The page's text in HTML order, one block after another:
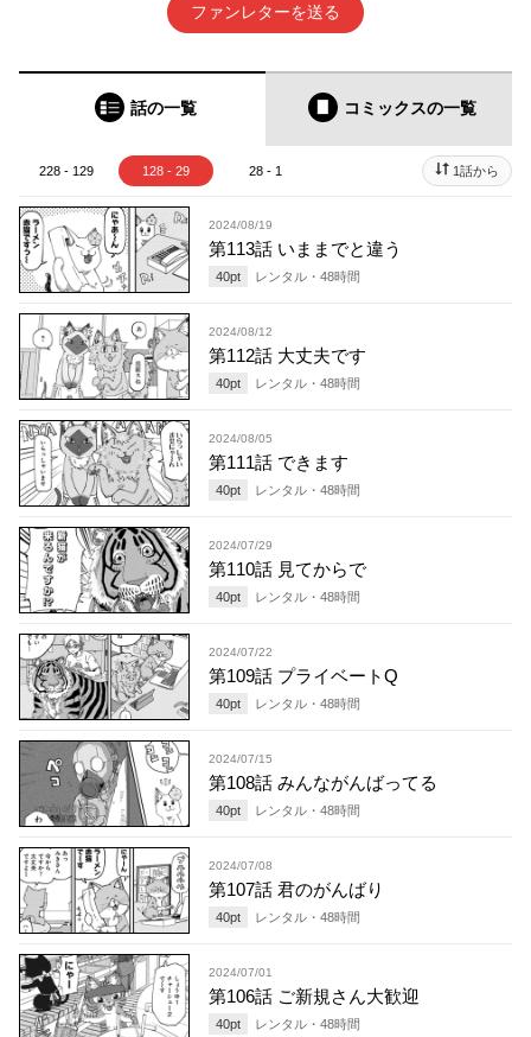
ファンレターを送る
話の一覧 コミックスの一覧
228 - 129 128 - 29 28 - 1 1話から
2024/08/19
第113話 いままでと違う
40pt レンタル・ 48時間
2024/08/12
第112話 大丈夫です
40pt レンタル・ 48時間
2024/08/05
第111話 できます
40pt レンタル・ 48時間
2024/07/29
第110話 見てからで
40pt レンタル・ 48時間
2024/07/22
第109話 プライベートQ
40pt レンタル・ 48時間
2024/07/15
第108話 みんながんばってる
40pt レンタル・ 48時間
2024/07/08
第107話 君のがんばり
40pt レンタル・ 48時間
2024/07/01
第106話 ご新規さん大歓迎
40pt レンタル・ 48時間